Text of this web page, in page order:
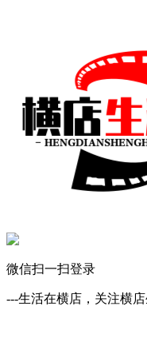
微信扫一扫登录
---生活在横店，关注横